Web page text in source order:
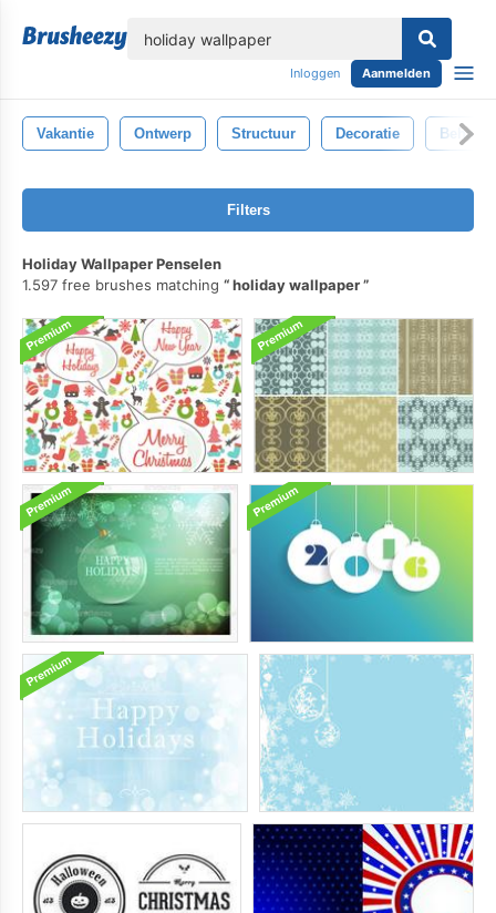
Inloggen Aanmelden
Vakantie Ontwerp Structuur Decoratie Behang
Filters
Holiday Wallpaper Penselen
1.597 free brushes matching
holiday wallpaper